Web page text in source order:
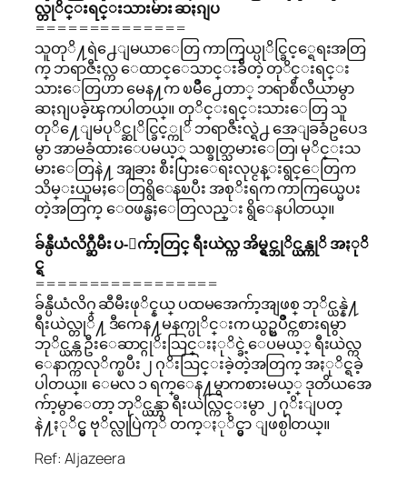
လ္တုိင္းရင္းသားမ်ား ဆႏၵျပ
==============
သူတုိ႔ရဲ႕ေျမယာေတြ ကာကြယ္ပုိင္ခြင့္ရေရးအတြ
က္ ဘရာဇီးလ္က ေထာင္ေသာင္းခ်ီတဲ့ တုိင္းရင္း
သားေတြဟာ မေန႔က ၿမိဳ႕ေတာ္ ဘရာစီလီယာမွာ
ဆႏၵျပခဲ့ၾကပါတယ္။ တုိင္းရင္းသားေတြ သူ
တုိ႔ေျမပုိင္ဆုိင္ခြင့္ကုိ ဘရာဇီးလ္ရဲ႕ အေျခခံဥပေဒ
မွာ အာမခံထားေပမယ့္ သစ္ခုတ္သမားေတြ၊ မုိင္းသ
မားေတြနဲ႔ အျခား စီးပြားေရးလုပ္ငန္းရွင္ေတြက
သိမ္းယူမႈေတြရွိေနၿပီး အစုိးရက ကာကြယ္မေပး
တဲ့အတြက္ ေ၀ဖန္မႈေတြလည္း ရွိေနပါတယ္။
ခ်န္ပီယံလိဂ္ဆီမီး ပ-ေက်ာ့တြင္ ရီးယဲလ္က အိမ္ရွင္ဘုိင္ယန္ကုိ အႏုိ
င္ရ
=================
ခ်န္ပီယံလိဂ္ ဆီမီးဖုိင္နယ္ ပထမအေက်ာ့အျဖစ္ ဘုိင္ယန္နဲ႔
ရီးယဲလ္တုိ႔ ဒီကေန႔မနက္ပုိင္းက ယွဥ္ၿပိဳင္ကစားရမွာ
ဘုိင္ယန္က ဦးေဆာင္ဂုိးသြင္းႏုိင္ခဲ့ေပမယ့္ ရီးယဲလ္က
ေနာက္ကလုိက္ၿပီး ၂ ဂုိးသြင္းခဲ့တဲ့အတြက္ အႏုိင္ရခဲ့
ပါတယ္။ ေမလ ၁ ရက္ေန႔မွာကစားမယ့္ ဒုတိယအေ
က်ာ့မွာေတာ့ ဘုိင္ယန္ဟာ ရီးယဲလ္ကြင္းမွာ ၂ ဂုိးျပတ္
နဲ႔ႏုိင္မွ ဗုိလ္လုပြဲကုိ တက္ႏုိင္မွာ ျဖစ္ပါတယ္။
Ref: Aljazeera